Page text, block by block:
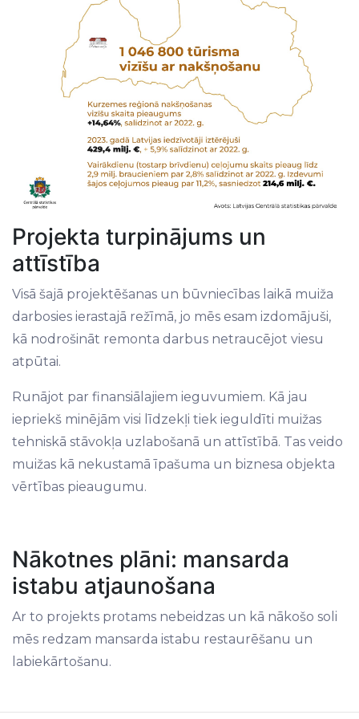
Projekta turpinājums un
attīstība
Visā šajā projektēšanas un būvniecības laikā muiža
darbosies ierastajā režīmā, jo mēs esam izdomājuši,
kā nodrošināt remonta darbus netraucējot viesu
atpūtai.
Runājot par finansiālajiem ieguvumiem. Kā jau
iepriekš minējām visi līdzekļi tiek ieguldīti muižas
tehniskā stāvokļa uzlabošanā un attīstībā. Tas veido
muižas kā nekustamā īpašuma un biznesa objekta
vērtības pieaugumu.
Nākotnes plāni: mansarda
istabu atjaunošana
Ar to projekts protams nebeidzas un kā nākošo soli
mēs redzam mansarda istabu restaurēšanu un
labiekārtošanu.